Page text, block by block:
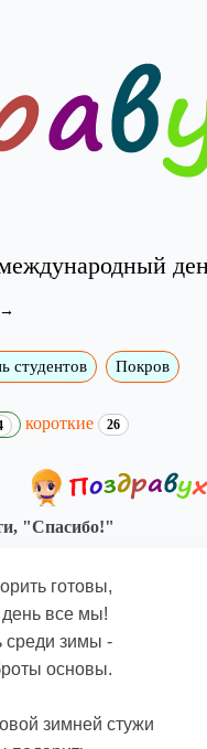
студентов Покров
короткие 26
"Спасибо!"
готовы,
день все мы!
среди зимы -
основы.
зимней стужи